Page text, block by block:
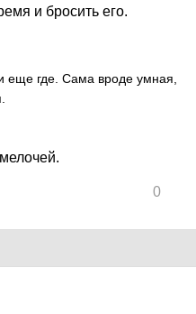
и бросить его.
еще где. Сама вроде умная,
0